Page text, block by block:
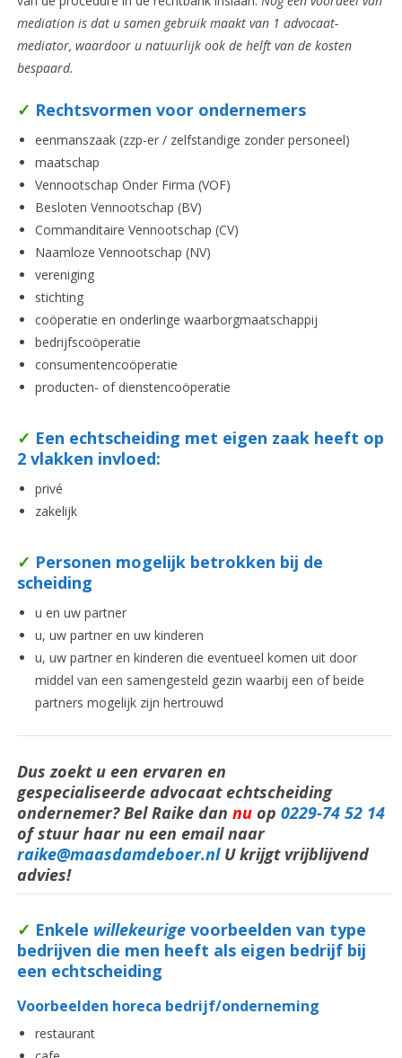
mediation is dat u samen gebruik maakt van 1 advocaat-
mediator, waardoor u natuurlijk ook de helft van de kosten
bespaard.
✓ Rechtsvormen voor ondernemers
eenmanszaak (zzp-er / zelfstandige zonder personeel)
maatschap
Vennootschap Onder Firma (VOF)
Besloten Vennootschap (BV)
Commanditaire Vennootschap (CV)
Naamloze Vennootschap (NV)
vereniging
stichting
coöperatie en onderlinge waarborgmaatschappij
bedrijfscoöperatie
consumentencoöperatie
producten- of dienstencoöperatie
✓ Een echtscheiding met eigen zaak heeft op
2 vlakken invloed:
privé
zakelijk
✓ Personen mogelijk betrokken bij de
scheiding
u en uw partner
u, uw partner en uw kinderen
u, uw partner en kinderen die eventueel komen uit door
middel van een samengesteld gezin waarbij een of beide
partners mogelijk zijn hertrouwd
Dus zoekt u een ervaren en
gespecialiseerde advocaat echtscheiding
ondernemer? Bel Raike dan nuop 0229-74 52 14
of stuur haar nu een email naar
raike@maasdamdeboer.nl U krijgt vrijblijvend
advies!
✓ Enkele willekeurigevoorbeelden van type
bedrijven die men heeft als eigen bedrijf bij
een echtscheiding
Voorbeelden horeca bedrijf/onderneming
restaurant